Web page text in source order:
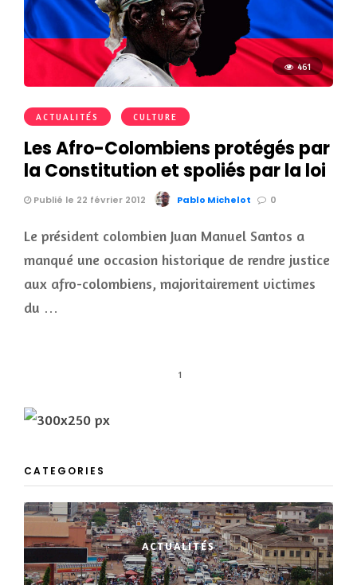
461
ACTUALITÉS CULTURE
Les Afro-Colombiens protégés par
la Constitution et spoliés par la loi
Publié le 22 février 2012 Pablo Michelot 0
Le président colombien Juan Manuel Santos a
manqué une occasion historique de rendre justice
aux afro-colombiens, majoritairement victimes
du …
1
CATEGORIES
ACTUALITÉS